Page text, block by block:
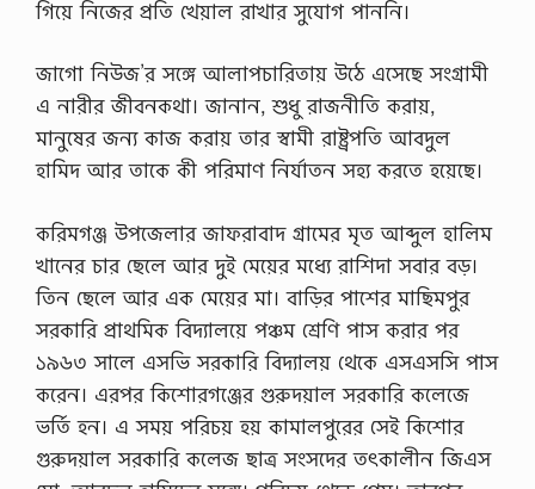
গিয়ে নিজের প্রতি খেয়াল রাখার সুযোগ পাননি।
জাগো নিউজ’র সঙ্গে আলাপচারিতায় উঠে এসেছে সংগ্রামী
এ নারীর জীবনকথা। জানান, শুধু রাজনীতি করায়,
মানুষের জন্য কাজ করায় তার স্বামী রাষ্ট্রপতি আবদুল
হামিদ আর তাকে কী পরিমাণ নির্যাতন সহ্য করতে হয়েছে।
করিমগঞ্জ উপজেলার জাফরাবাদ গ্রামের মৃত আব্দুল হালিম
খানের চার ছেলে আর দুই মেয়ের মধ্যে রাশিদা সবার বড়।
তিন ছেলে আর এক মেয়ের মা। বাড়ির পাশের মাছিমপুর
সরকারি প্রাথমিক বিদ্যালয়ে পঞ্চম শ্রেণি পাস করার পর
১৯৬৩ সালে এসভি সরকারি বিদ্যালয় থেকে এসএসসি পাস
করেন। এরপর কিশোরগঞ্জের গুরুদয়াল সরকারি কলেজে
ভর্তি হন। এ সময় পরিচয় হয় কামালপুরের সেই কিশোর
গুরুদয়াল সরকারি কলেজ ছাত্র সংসদের তৎকালীন জিএস